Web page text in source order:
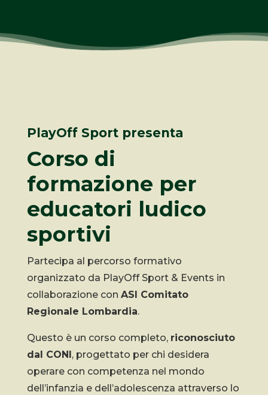
PlayOff Sport presenta
Corso di
formazione per
educatori ludico
sportivi
Partecipa al percorso formativo
organizzato da PlayOff Sport & Events in
collaborazione con ASI Comitato
Regionale Lombardia.
Questo è un corso completo, riconosciuto
dal CONI , progettato per chi desidera
operare con competenza nel mondo
dell’infanzia e dell’adolescenza attraverso lo